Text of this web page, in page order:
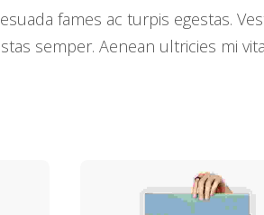
fames ac turpis egestas.
semper. Aenean ultricies mi